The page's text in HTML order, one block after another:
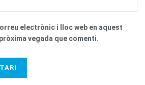
electrònic i lloc web en aquest
vegada que comenti.